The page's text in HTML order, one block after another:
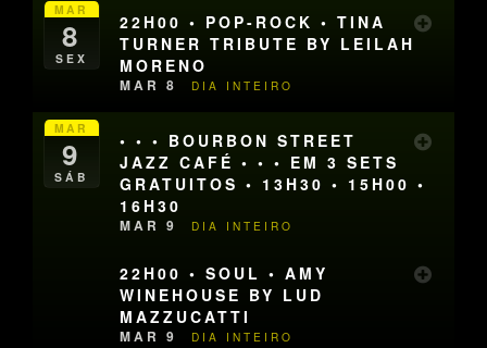
MAR
8
SEX
22H00 • POP-ROCK • TINA
TURNER TRIBUTE BY LEILAH
MORENO
MAR 8 DIA INTEIRO
MAR
9
SÁB
• • • BOURBON STREET
JAZZ CAFÉ • • • EM 3 SETS
GRATUITOS • 13H30 • 15H00 •
16H30
MAR 9 DIA INTEIRO
22H00 • SOUL • AMY
WINEHOUSE BY LUD
MAZZUCATTI
MAR 9 DIA INTEIRO